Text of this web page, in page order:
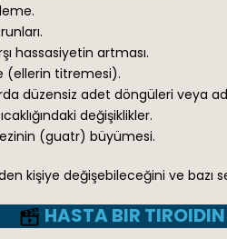
hassasiyetin artması.
(ellerin titremesi).
düzensiz adet döngüleri veya
değişiklikler.
(guatr) büyümesi.
kişiye değişebileceğini ve
HASTA BIR